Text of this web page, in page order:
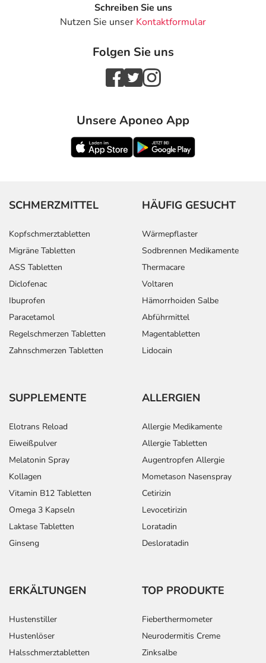
Schreiben Sie uns
Nutzen Sie unser Kontaktformular
Folgen Sie uns
Unsere Aponeo App
SCHMERZMITTEL
Kopfschmerztabletten
Migräne Tabletten
ASS Tabletten
Diclofenac
Ibuprofen
Paracetamol
Regelschmerzen Tabletten
Zahnschmerzen Tabletten
HÄUFIG GESUCHT
Wärmepflaster
Sodbrennen Medikamente
Thermacare
Voltaren
Hämorrhoiden Salbe
Abführmittel
Magentabletten
Lidocain
SUPPLEMENTE
Elotrans Reload
Eiweißpulver
Melatonin Spray
Kollagen
Vitamin B12 Tabletten
Omega 3 Kapseln
Laktase Tabletten
Ginseng
ALLERGIEN
Allergie Medikamente
Allergie Tabletten
Augentropfen Allergie
Mometason Nasenspray
Cetirizin
Levocetirizin
Loratadin
Desloratadin
ERKÄLTUNGEN
Hustenstiller
Hustenlöser
Halsschmerztabletten
TOP PRODUKTE
Fieberthermometer
Neurodermitis Creme
Zinksalbe